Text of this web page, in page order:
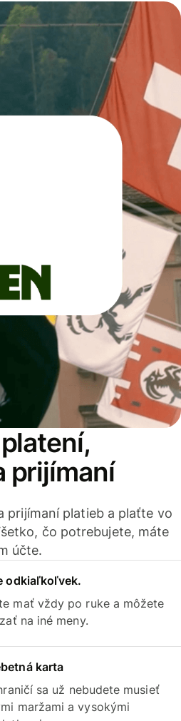
prijímaní
prijímaní platieb a plaťte vo
čo potrebujete, máte
účte.
odkiaľkoľvek.
mať vždy po ruke a môžete
na iné meny.
karta
sa už nebudete musieť
maržami a vysokými